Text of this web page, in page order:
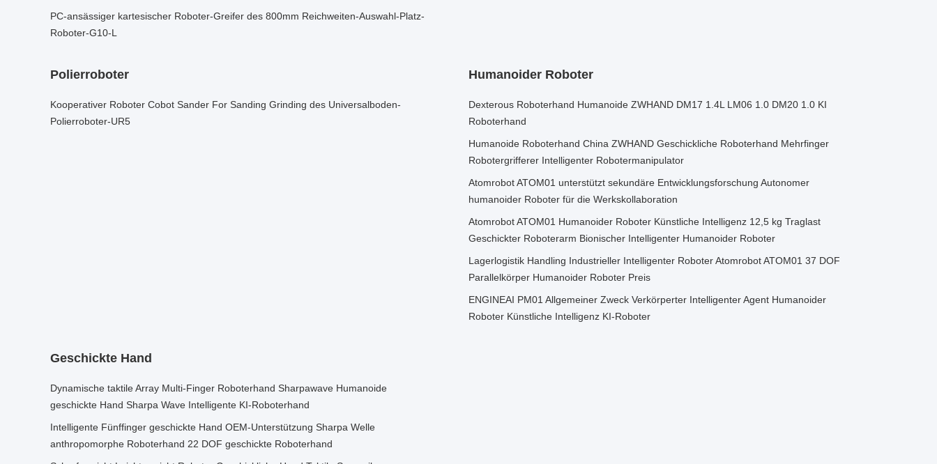
PC-ansässiger kartesischer Roboter-Greifer des 800mm Reichweiten-Auswahl-Platz-
Roboter-G10-L
Polierroboter
Kooperativer Roboter Cobot Sander For Sanding Grinding des Universalboden-
Polierroboter-UR5
Humanoider Roboter
Dexterous Roboterhand Humanoide ZWHAND DM17 1.4L LM06 1.0 DM20 1.0 KI
Roboterhand
Humanoide Roboterhand China ZWHAND Geschickliche Roboterhand Mehrfinger
Robotergrifferer Intelligenter Robotermanipulator
Atomrobot ATOM01 unterstützt sekundäre Entwicklungsforschung Autonomer
humanoider Roboter für die Werkskollaboration
Atomrobot ATOM01 Humanoider Roboter Künstliche Intelligenz 12,5 kg Traglast
Geschickter Roboterarm Bionischer Intelligenter Humanoider Roboter
Lagerlogistik Handling Industrieller Intelligenter Roboter Atomrobot ATOM01 37 DOF
Parallelkörper Humanoider Roboter Preis
ENGINEAI PM01 Allgemeiner Zweck Verkörperter Intelligenter Agent Humanoider
Roboter Künstliche Intelligenz KI-Roboter
Geschickte Hand
Dynamische taktile Array Multi-Finger Roboterhand Sharpawave Humanoide
geschickte Hand Sharpa Wave Intelligente KI-Roboterhand
Intelligente Fünffinger geschickte Hand OEM-Unterstützung Sharpa Welle
anthropomorphe Roboterhand 22 DOF geschickte Roboterhand